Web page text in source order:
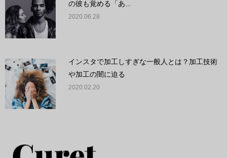
の彼も覚める「あ...
2020.06.28
インスタで加工しすぎな一般人とは？加工技術
や加工の闇に迫る
2020.02.20